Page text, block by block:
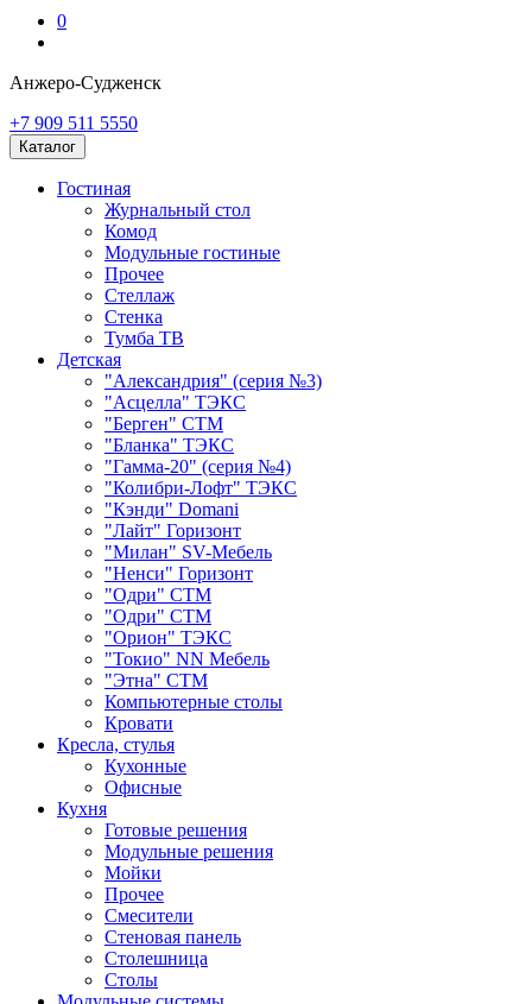
0
Анжеро-Судженск
+7 909 511 5550
Каталог
Гостиная
Журнальный стол
Комод
Модульные гостиные
Прочее
Стеллаж
Стенка
Тумба ТВ
Детская
"Александрия" (серия №3)
"Асцелла" ТЭКС
"Берген" СТМ
"Бланка" ТЭКС
"Гамма-20" (серия №4)
"Колибри-Лофт" ТЭКС
"Кэнди" Domani
"Лайт" Горизонт
"Милан" SV-Мебель
"Ненси" Горизонт
"Одри" СТМ
"Одри" СТМ
"Орион" ТЭКС
"Токио" NN Мебель
"Этна" СТМ
Компьютерные столы
Кровати
Кресла, стулья
Кухонные
Офисные
Кухня
Готовые решения
Модульные решения
Мойки
Прочее
Смесители
Стеновая панель
Столешница
Столы